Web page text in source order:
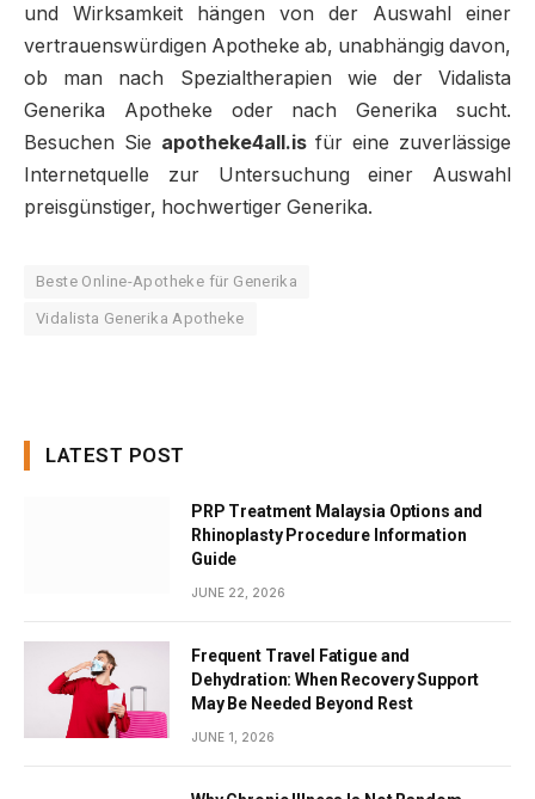
und Wirksamkeit hängen von der Auswahl einer
vertrauenswürdigen Apotheke ab, unabhängig davon,
ob man nach Spezialtherapien wie der Vidalista
Generika Apotheke oder nach Generika sucht.
Besuchen Sie apotheke4all.isfür eine zuverlässige
Internetquelle zur Untersuchung einer Auswahl
preisgünstiger, hochwertiger Generika.
Beste Online-Apotheke für Generika
Vidalista Generika Apotheke
LATEST POST
PRP Treatment Malaysia Options and
Rhinoplasty Procedure Information
Guide
JUNE 22, 2026
Frequent Travel Fatigue and
Dehydration: When Recovery Support
May Be Needed Beyond Rest
JUNE 1, 2026